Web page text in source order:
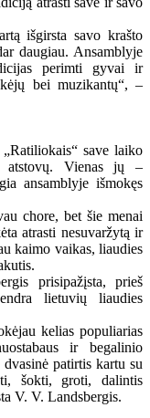
išgirsta savo krašto
daugiau. Ansamblyje
perimti gyvai ir
bei muzikantų“, –
save laiko
atstovų. Vienas jų –
ansamblyje išmokęs
chore, bet šie menai
atrasti nesuvaržytą ir
kaimo vaikas, liaudies
prisipažįsta, prieš
lietuvių liaudies
kelias populiarias
ir begalinio
patirtis kartu su
šokti, groti, dalintis
V. V. Landsbergis.